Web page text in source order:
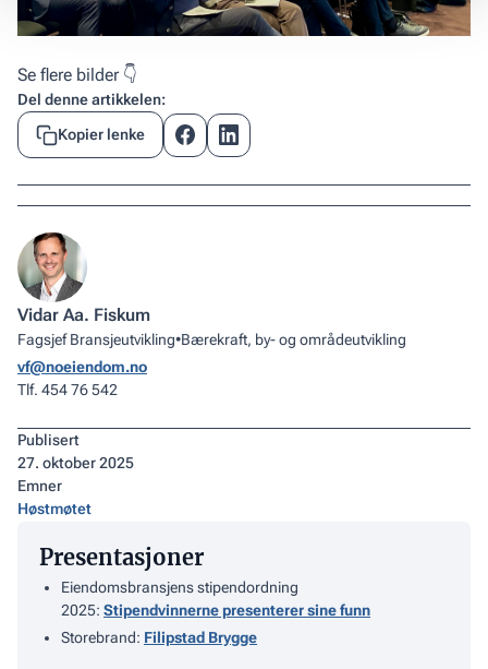
Se flere bilder 👇
Del denne artikkelen:
Kopier lenke
Vidar Aa. Fiskum
Fagsjef Bransjeutvikling•Bærekraft, by- og områdeutvikling
vf@noeiendom.no
Tlf. 454 76 542
Publisert
27. oktober 2025
Emner
Høstmøtet
Presentasjoner
Eiendomsbransjens stipendordning
2025: Stipendvinnerne presenterer sine funn
Storebrand: Filipstad Brygge